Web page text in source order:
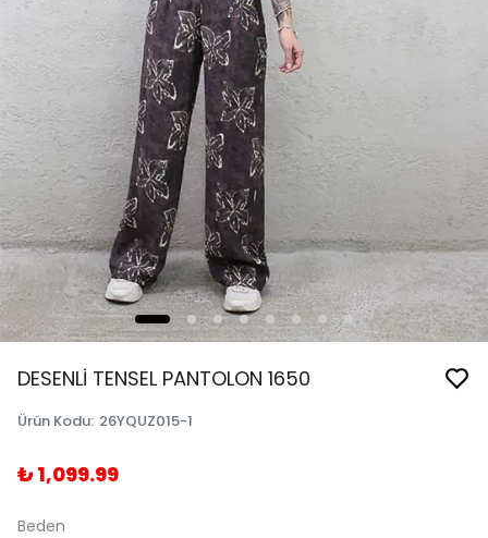
DESENLİ TENSEL PANTOLON 1650
Ürün Kodu: 26YQUZ015-1
₺ 1,099.99
Beden